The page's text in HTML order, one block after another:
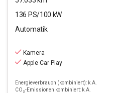
136 PS/100 kW
Automatik
Kamera
Apple Car Play
Energieverbrauch (kombiniert): k.A.
CO₂-Emissionen kombiniert: k.A.